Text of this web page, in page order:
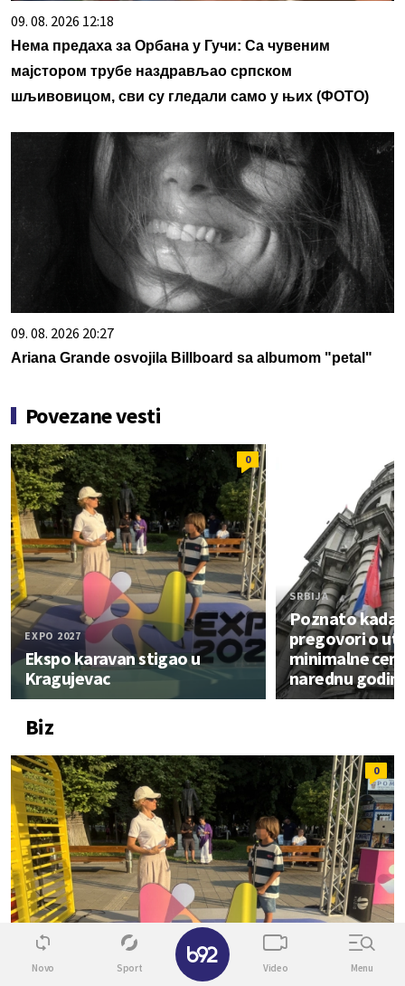
09. 08. 2026 12:18
Нема предаха за Орбана у Гучи: Са чувеним
мајстором трубе наздрављао српском
шљивовицом, сви су гледали само у њих (ФОТО)
09. 08. 2026 20:27
Ariana Grande osvojila Billboard sa albumom "petal"
Povezane vesti
0
EXPO 2027
Ekspo karavan stigao u
Kragujevac
SRBIJA
Poznato kada
pregovori o
minimalne
narednu
Biz
0
Novo Sport Video Menu
✕